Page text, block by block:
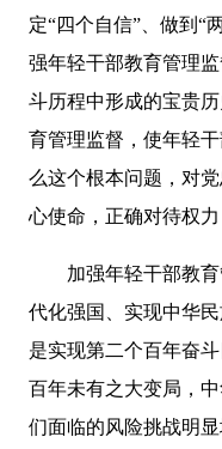
定“四个自信”、做到“
强年轻干部教育管理
斗历程中形成的宝贵
育管理监督，使年轻
么这个根本问题，对
心使命，正确对待权力
加强年轻干部教育
代化强国、实现中华
是实现第二个百年奋
百年未有之大变局，
们面临的风险挑战明